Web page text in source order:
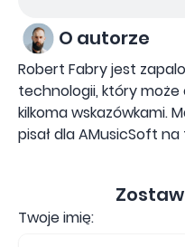
O autorze
Robert Fabry jest
technologii, który może
kilkoma wskazówkami.
pisał dla AMusicSoft
Twoje imię: